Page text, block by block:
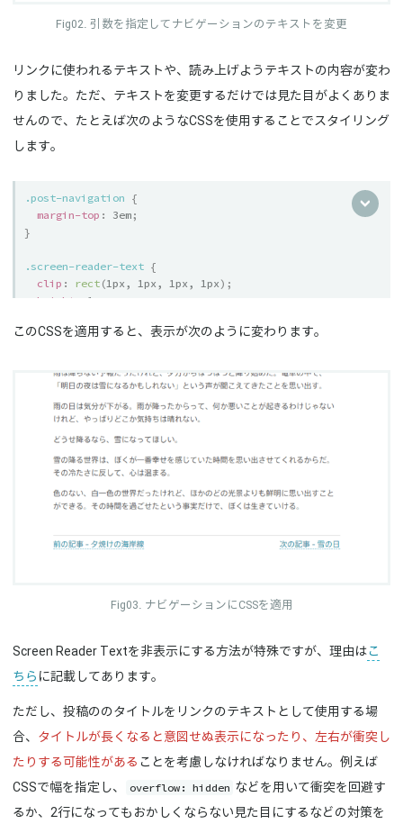
引数を指定してナビゲーションのテキストを変更
リンクに使われるテキストや、読み上げようテキストの内容が変わ
りました。ただ、テキストを変更するだけでは見た目がよくありま
せんので、たとえば次のようなCSSを使用することでスタイリング
します。
.post-navigation {
margin-top : 3em;
}
.screen-reader-text {
clip : rect(1px, 1px, 1px, 1px ) ;
height
1px
position: absolute !important;
.nav-links {
border-top: 1px solid #ccc
padding: .5em 0 ;
.nav-links:after {
display: block;
{
.nav-next {
}
このCSSを適用すると、表示が次のように変わります。
ナビゲーションにCSSを適用
Screen Reader Textを非表示にする方法が特殊ですが、理由はこ
ちら に記載してあります。
ただし、投稿ののタイトルをリンクのテキストとして使用する場
合、 タイトルが長くなると意図せぬ表示になったり、左右が衝突し
たりする可能性がある ことを考慮しなければなりません。例えば
CSSで幅を指定し、
overflow: hidden などを用いて衝突を回避す
るか、2行になってもおかしくならない見た目にするなどの対策を